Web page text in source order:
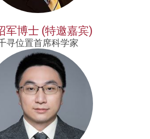
军博士 (特邀嘉宾)
寻位置首席科学家